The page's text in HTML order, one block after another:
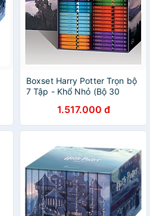
Boxset Harry Potter Trọn bộ
7 Tập - Khổ Nhỏ (Bộ 30
1.517.000 đ